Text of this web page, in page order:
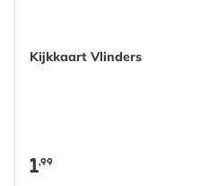
Kijkkaart Vlinders
1,99